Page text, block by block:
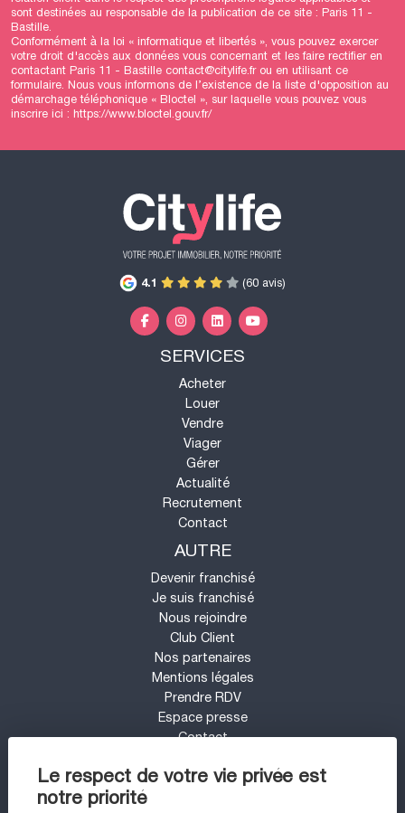
Le respect de votre vie privée est
notre priorité
sont destinées au responsable de la publication de ce site : Paris 11 -
Bastille.
Conformément à la loi « informatique et libertés », vous pouvez exercer
votre droit d'accès aux données vous concernant et les faire rectifier en
contactant Paris 11 - Bastille contact@citylife.fr ou en utilisant ce
formulaire. Nous vous informons de l’existence de la liste d'opposition au
démarchage téléphonique « Bloctel », sur laquelle vous pouvez vous
inscrire ici : https://www.bloctel.gouv.fr/
4.1 (60 avis)
SERVICES
Acheter
Louer
Vendre
Viager
Gérer
Actualité
Recrutement
Contact
AUTRE
Devenir franchisé
Je suis franchisé
Nous rejoindre
Club Client
Nos partenaires
Mentions légales
Prendre RDV
Espace presse
Contact
Barème d'honoraires
UN PROJET IMMOBILIER SUR LE SECTEUR